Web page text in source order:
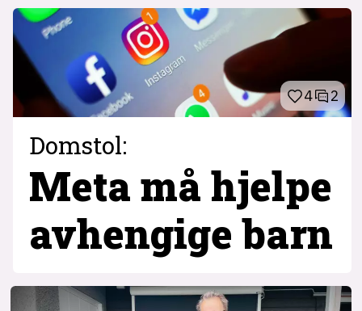
4 2
Domstol:
Meta må hjelpe
avhengige barn